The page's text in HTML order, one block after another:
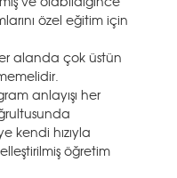
özel eğitim için
alanda çok üstün
anlayışı her
kendi hızıyla
öğretim